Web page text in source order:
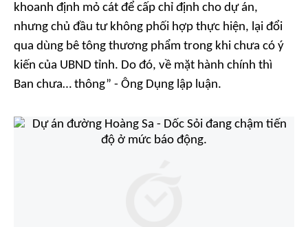
khoanh định mỏ cát để cấp chỉ định cho dự án,
nhưng chủ đầu tư không phối hợp thực hiện, lại đổi
qua dùng bê tông thương phẩm trong khi chưa có ý
kiến của UBND tỉnh. Do đó, về mặt hành chính thì
Ban chưa… thông” - Ông Dụng lập luận.